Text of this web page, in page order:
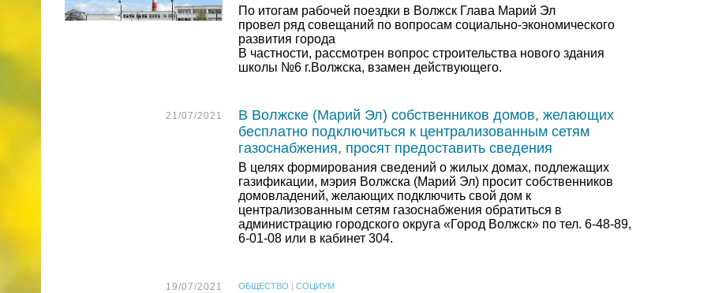
По итогам рабочей поездки в Волжск Глава Марий Эл
провел ряд совещаний по вопросам социально-экономического
развития города
В частности, рассмотрен вопрос строительства нового здания
школы №6 г.Волжска, взамен действующего.
21/07/2021
В Волжске (Марий Эл) собственников домов, желающих
бесплатно подключиться к централизованным сетям
газоснабжения, просят предоставить сведения
В целях формирования сведений о жилых домах, подлежащих
газификации, мэрия Волжска (Марий Эл) просит собственников
домовладений, желающих подключить свой дом к
централизованным сетям газоснабжения обратиться в
администрацию городского округа «Город Волжск» по тел. 6-48-89,
6-01-08 или в кабинет 304.
19/07/2021 ОБЩЕСТВО | СОЦИУМ